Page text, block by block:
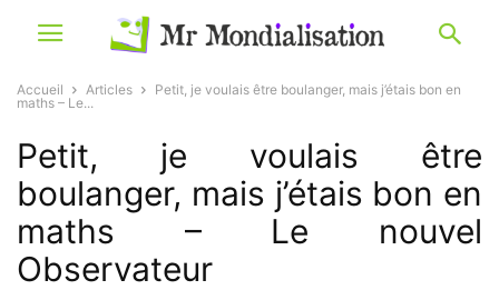
Accueil Articles
Petit, je voulais être boulanger, mais j’étais bon en
maths – Le...
Petit, je voulais être
boulanger, mais j’étais bon en
maths – Le nouvel
Observateur